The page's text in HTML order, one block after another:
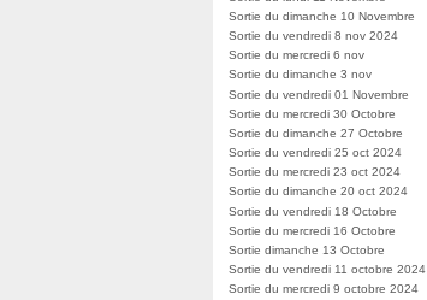
Sortie du dimanche 10 Novembre
Sortie du vendredi 8 nov 2024
Sortie du mercredi 6 nov
Sortie du dimanche 3 nov
Sortie du vendredi 01 Novembre
Sortie du mercredi 30 Octobre
Sortie du dimanche 27 Octobre
Sortie du vendredi 25 oct 2024
Sortie du mercredi 23 oct 2024
Sortie du dimanche 20 oct 2024
Sortie du vendredi 18 Octobre
Sortie du mercredi 16 Octobre
Sortie dimanche 13 Octobre
Sortie du vendredi 11 octobre 2024
Sortie du mercredi 9 octobre 2024